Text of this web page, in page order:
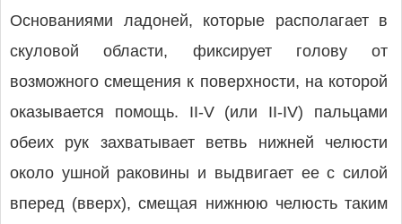
Основаниями ладоней, которые располагает в
скуловой области, фиксирует голову от
возможного смещения к поверхности, на которой
оказывается помощь. II-V (или II-IV) пальцами
обеих рук захватывает ветвь нижней челюсти
около ушной раковины и выдвигает ее с силой
вперед (вверх), смещая нижнюю челюсть таким